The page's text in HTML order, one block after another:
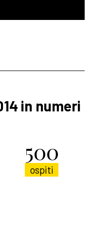
in numeri
500
ospiti